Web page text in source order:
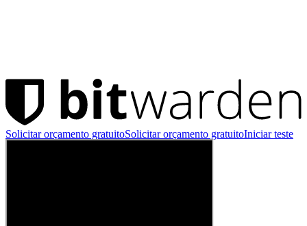
Solicitar orçamento gratuitoSolicitar orçamento gratuitoIniciar teste